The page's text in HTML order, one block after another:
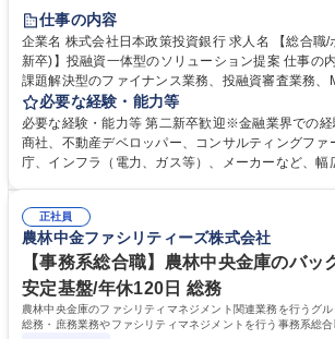
駅近5分以内
食事補助あり
託児所あり
仕事の内容
企業名 株式会社日本政策投資銀行 求人名 【総合職/ポテンシャル採用(第2
新卒)】投融資一体型のソリューション提案 仕事の内容 DBJの総合職は、
課題解決型のファイナンス業務、投融資審査業務、
リー業務、地域戦略企画業務など、多様な業務に精
掛け合わせて広く社会に貢献していく職種です。 入社後は、横断的なロー
テーションを経て適性や専門性に応じたキャリアを
す。総合職として入社いただき、下記いずれかの部
ート・ナレッジ業務 ※それぞれの業務内容に関して
件備考欄に記載 募集職種 【総合職/ポテンシャル採用(第2新卒)】投融資一
体型のソリューション提案
必要な経験・能力等
必要な経験・能力等 第二新卒歓迎※金融業界での経
商社、不動産デベロッパー、コンサルティングファ
庁、インフラ（電力、ガス等）、メーカーなど、幅
く高い志を併せもった人材を求めています。ポテン
卒）では、金融業界での経験や知識を問いません。
て、複雑化する社会課題の解決に向けて先鞭をつけ
いう気概をお持ちの方を心待ちにしています。 学歴・資格 学歴：大学院
大学 語学力： 資格：
正社員
農林中金ファシリティーズ株式会社
【事務系総合職】農林中央金庫のバッ
安定基盤/年休120日 総務
農林中央金庫のファシリティマネジメント関連業務を行うグル
総務・庶務業務やファシリティマネジメントを行う事務系総合